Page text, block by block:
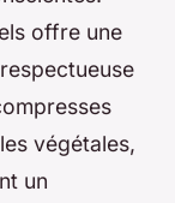
offre une
végétales,
un